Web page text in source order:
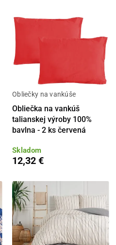
Obliečky na vankúše
Obliečka na vankúš
talianskej výroby 100%
bavlna - 2 ks červená
Skladom
12,32 €